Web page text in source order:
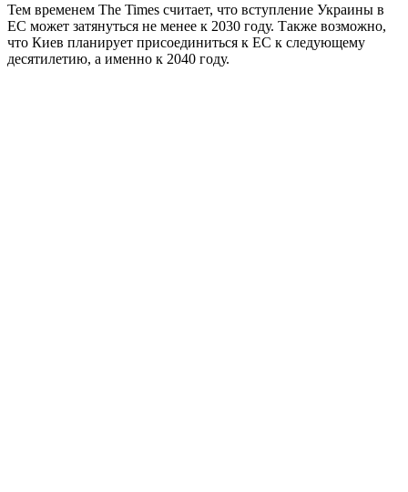
Тем временем The Times считает, что вступление Украины в
ЕС может затянуться не менее к 2030 году. Также возможно,
что Киев планирует присоединиться к ЕС к следующему
десятилетию, а именно к 2040 году.